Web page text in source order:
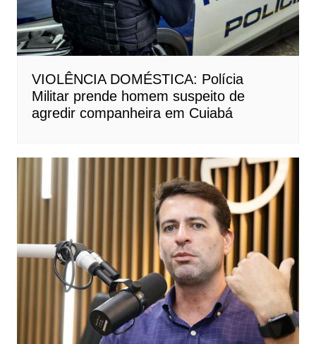
VIOLÊNCIA DOMÉSTICA: Polícia
Militar prende homem suspeito de
agredir companheira em Cuiabá